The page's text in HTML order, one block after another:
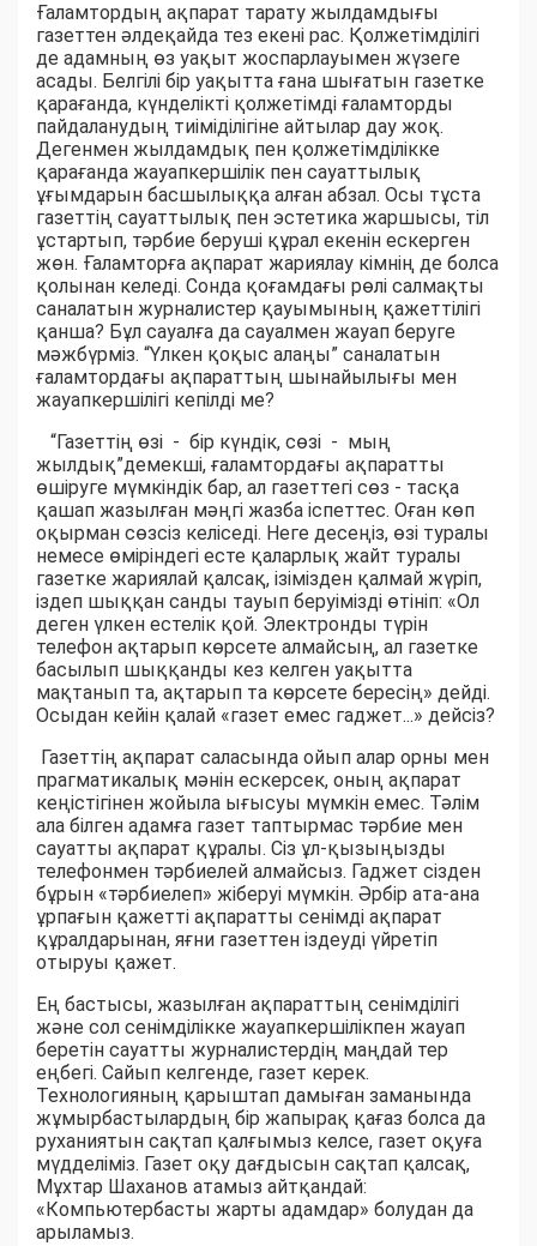
Ғаламтордың ақпарат тарату жылдамдығы
газеттен әлдеқайда тез екені рас. Қолжетімділігі
де адамның өз уақыт жоспарлауымен жүзеге
асады. Белгілі бір уақытта ғана шығатын газетке
қарағанда, күнделікті қолжетімді ғаламторды
пайдаланудың тиіміділігіне айтылар дау жоқ.
Дегенмен жылдамдық пен қолжетімділікке
қарағанда жауапкершілік пен сауаттылық
ұғымдарын басшылыққа алған абзал. Осы тұста
газеттің сауаттылық пен эстетика жаршысы, тіл
ұстартып, тәрбие беруші құрал екенін ескерген
жөн. Ғаламторға ақпарат жариялау кімнің де болса
қолынан келеді. Сонда қоғамдағы рөлі салмақты
саналатын журналистер қауымының қажеттілігі
қанша? Бұл сауалға да сауалмен жауап беруге
мәжбүрміз. “Үлкен қоқыс алаңы” саналатын
ғаламтордағы ақпараттың шынайылығы мен
жауапкершілігі кепілді ме?
“Газеттің өзі - бір күндік, сөзі - мың
жылдық”демекші, ғаламтордағы ақпаратты
өшіруге мүмкіндік бар, ал газеттегі сөз - тасқа
қашап жазылған мәңгі жазба іспеттес. Оған көп
оқырман сөзсіз келіседі. Неге десеңіз, өзі туралы
немесе өміріндегі есте қаларлық жайт туралы
газетке жариялай қалсақ, ізімізден қалмай жүріп,
іздеп шыққан санды тауып беруімізді өтініп: «Ол
деген үлкен естелік қой. Электронды түрін
телефон ақтарып көрсете алмайсың, ал газетке
басылып шыққанды кез келген уақытта
мақтанып та, ақтарып та көрсете бересің» дейді.
Осыдан кейін қалай «газет емес гаджет...» дейсіз?
Газеттің ақпарат саласында ойып алар орны мен
прагматикалық мәнін ескерсек, оның ақпарат
кеңістігінен жойыла ығысуы мүмкін емес. Тәлім
ала білген адамға газет таптырмас тәрбие мен
сауатты ақпарат құралы. Сіз ұл-қызыңызды
телефонмен тәрбиелей алмайсыз. Гаджет сізден
бұрын «тәрбиелеп» жіберуі мүмкін. Әрбір ата-ана
ұрпағын қажетті ақпаратты сенімді ақпарат
құралдарынан, яғни газеттен іздеуді үйретіп
отыруы қажет.
Ең бастысы, жазылған ақпараттың сенімділігі
және сол сенімділікке жауапкершілікпен жауап
беретін сауатты журналистердің маңдай тер
еңбегі. Сайып келгенде, газет керек.
Технологияның қарыштап дамыған заманында
жұмырбастылардың бір жапырақ қағаз болса да
руханиятын сақтап қалғымыз келсе, газет оқуға
мүдделіміз. Газет оқу дағдысын сақтап қалсақ,
Мұхтар Шаханов атамыз айтқандай:
«Компьютербасты жарты адамдар» болудан да
арыламыз.